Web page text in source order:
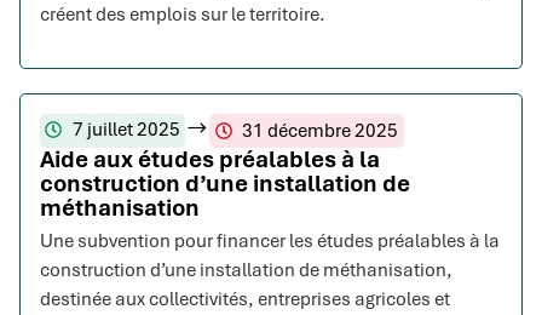
créent des emplois sur le territoire.
7 juillet 2025 31 décembre 2025
Aide aux études préalables à la
construction d’une installation de
méthanisation
Une subvention pour financer les études préalables à la
construction d’une installation de méthanisation,
destinée aux collectivités, entreprises agricoles et